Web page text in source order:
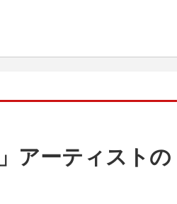
アーティストの